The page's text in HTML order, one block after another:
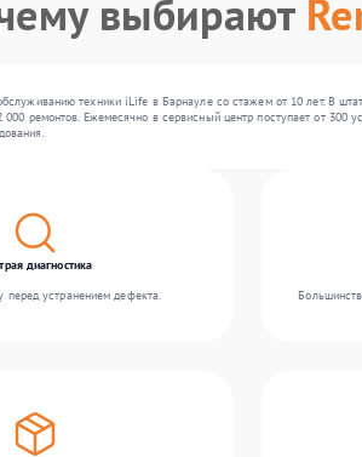
выбирают
техники iLife в Барнауле со стажем от 10 лет. В
ремонтов. Ежемесячно в сервисный центр поступает от
диагностика
перед устранением дефекта.